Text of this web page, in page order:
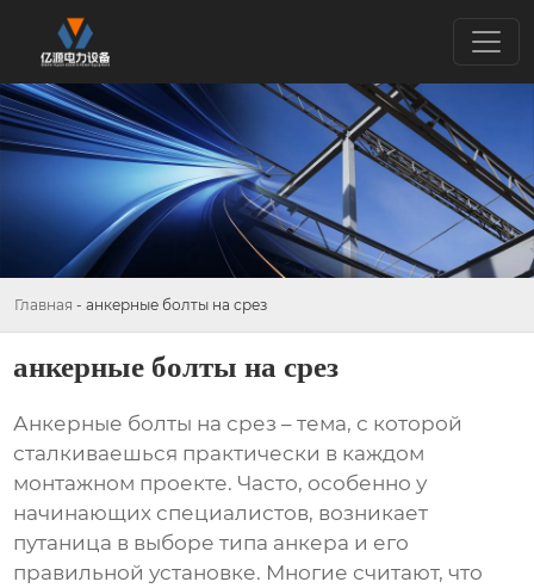
Главная - анкерные болты на срез
анкерные болты на срез
Анкерные болты на срез – тема, с которой
сталкиваешься практически в каждом
монтажном проекте. Часто, особенно у
начинающих специалистов, возникает
путаница в выборе типа анкера и его
правильной установке. Многие считают, что